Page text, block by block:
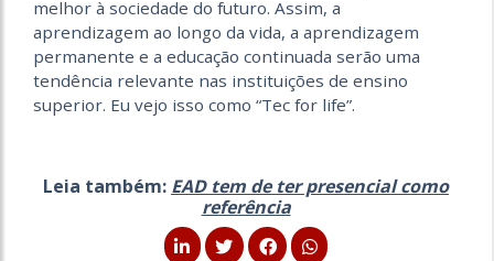
melhor à sociedade do futuro. Assim, a
aprendizagem ao longo da vida, a aprendizagem
permanente e a educação continuada serão uma
tendência relevante nas instituições de ensino
superior. Eu vejo isso como “Tec for life”.
Leia também: EAD tem de ter presencial como
referência